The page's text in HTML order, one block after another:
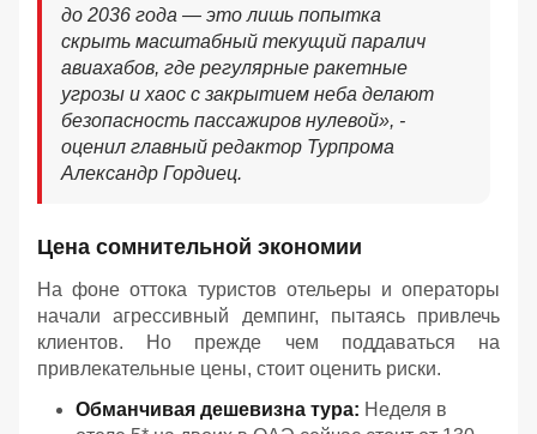
до 2036 года — это лишь попытка
скрыть масштабный текущий паралич
авиахабов, где регулярные ракетные
угрозы и хаос с закрытием неба делают
безопасность пассажиров нулевой», -
оценил главный редактор Турпрома
Александр Гордиец.
Цена сомнительной экономии
На фоне оттока туристов отельеры и операторы
начали агрессивный демпинг, пытаясь привлечь
клиентов. Но прежде чем поддаваться на
привлекательные цены, стоит оценить риски.
Обманчивая дешевизна тура: Неделя в